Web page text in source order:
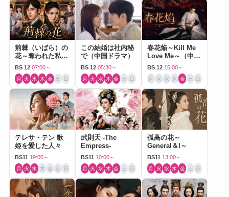
荊棘（いばら）の
花～奪われた私～
（中国ドラマ）
BS 12 07:00～
月 火 水 木 金 土 日
この結婚は社内秘
で（中国ドラマ）
BS 12 05:30～
月 火 水 木 金 土 日
春花焔～Kill Me
Love Me～（中国
ドラマ）
BS 12 15:00～
月 火 水 木 金 土 日
テレサ・テン 歌
姫を愛した人々
BS11 19:00～
月 火 水 木 金 土 日
武則天 -The
Empress-
BS11 10:00～
月 火 水 木 金 土 日
孤高の花～
General＆I～
BS11 13:00～
月 火 水 木 金 土 日